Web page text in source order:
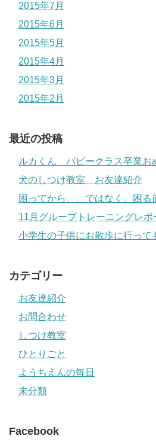
2015年7月
2015年6月
2015年5月
2015年4月
2015年3月
2015年2月
最近の投稿
ルカくん パピークラス卒業お
犬のしつけ教室 お友達紹介
困ってから、、ではなく、困る
11月グループトレーニングレ
小学生の子供にお散歩に行って
カテゴリー
お友達紹介
お問合わせ
しつけ教室
ひとりごと
ようちえんの毎日
未分類
Facebook